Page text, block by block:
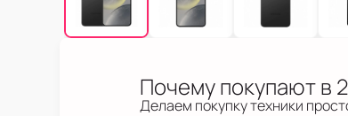
Почему покупают в
Делаем покупку техники